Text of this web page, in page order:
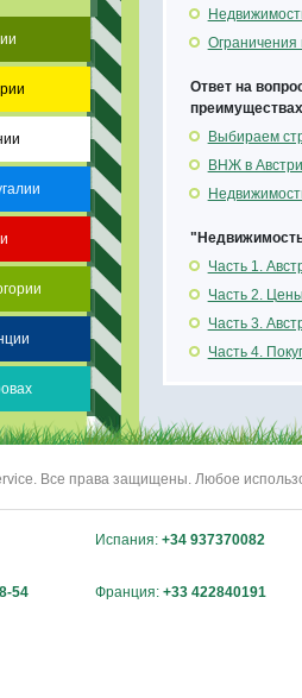
Ограничения
Ответ на
Выбираем
ВНЖ в
Часть 1.
Часть 2.
Часть 3.
Часть 4.
Все права защищены. Любое
Испания: +34 937370082
54 Франция: +33 422840191